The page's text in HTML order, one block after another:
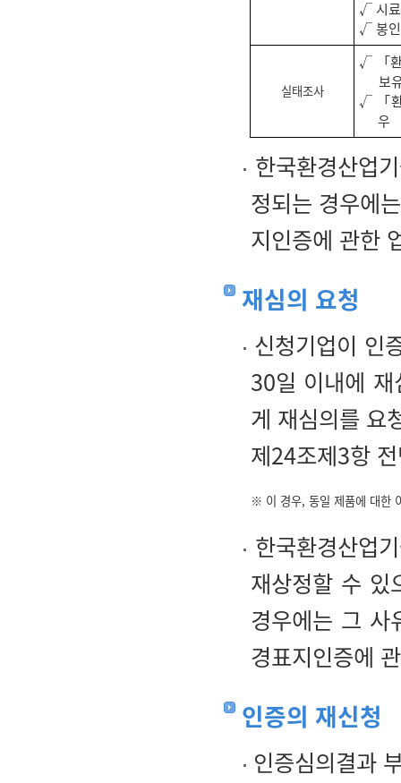
√ 시료
√ 봉인
실태조사
√ 「환
보
√ 「환
우
한국환경산업
정되는 경우에
지인증에 관한
재심의 요청
신청기업이 인
30일 이내에 재
게 재심의를 요
제24조제3항
※ 이 경우, 동일 제품에 대한
한국환경산업
재상정할 수 있
경우에는 그 사
경표지인증에
인증의 재신청
인증심의결과